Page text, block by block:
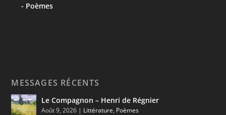
Poèmes
MESSAGES RÉCENTS
Le Compagnon – Henri de Régnier
Août 9, 2026 | Littérature, Poèmes